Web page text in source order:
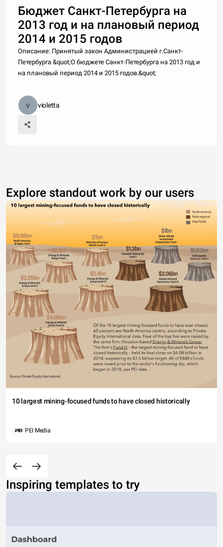
Бюджет Санкт-Петербурга на
2013 год и на плановый период
2014 и 2015 годов
Описание: Принятый закон Администрацией г.Санкт-
Петербурга &quot;О бюджете Санкт-Петербурга на 2013 год и
на плановый период 2014 и 2015 годов.&quot;
violetta
Explore standout work by our users
10 largest mining-focused funds to have closed historically
PEI Media
Inspiring templates to try